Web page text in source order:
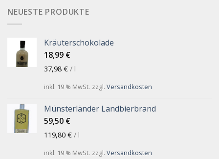
NEUESTE PRODUKTE
Kräuterschokolade
18,99 €
37,98 € / l
inkl. 19 % MwSt. zzgl. Versandkosten
Münsterländer Landbierbrand
59,50 €
119,80 € / l
inkl. 19 % MwSt. zzgl. Versandkosten